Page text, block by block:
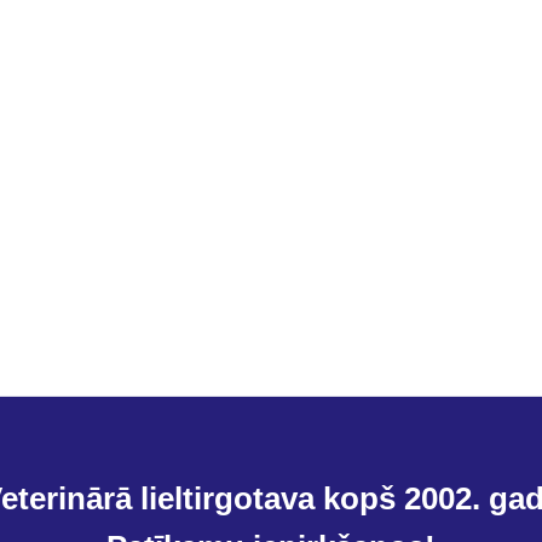
lieltirgotava kopš 2002.